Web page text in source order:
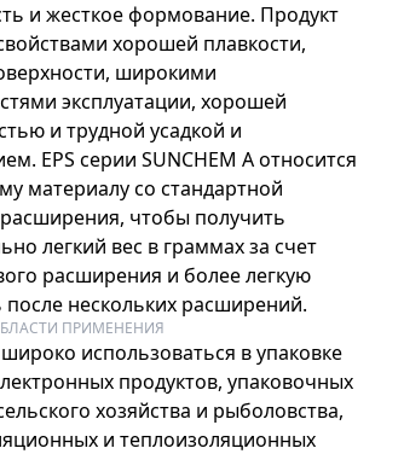
и жесткое формование. Продукт
хорошей плавкости,
широкими
эксплуатации, хорошей
и трудной усадкой и
EPS серии SUNCHEM A относится
материалу со стандартной
чтобы получить
легкий вес в граммах за счет
расширения и более легкую
после нескольких расширений.
ПРИМЕНЕНИЯ
использоваться в упаковке
продуктов, упаковочных
хозяйства и рыболовства,
и теплоизоляционных